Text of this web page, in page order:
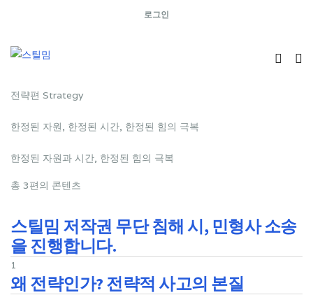
로그인
전략편 Strategy
한정된 자원, 한정된 시간, 한정된 힘의 극복
한정된 자원과 시간, 한정된 힘의 극복
총 3편의 콘텐츠
스틸밈 저작권 무단 침해 시, 민형사 소송
을 진행합니다.
1
왜 전략인가? 전략적 사고의 본질